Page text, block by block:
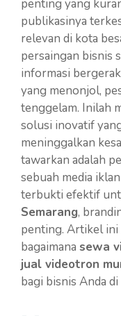
penting yang
publikasinya
relevan di kota
persaingan bisnis
informasi
yang menonjol,
tenggelam. Inilah
solusi inovatif
meninggalkan
tawarkan adalah
sebuah media
terbukti efektif
Semarang,
penting. Artikel ini
bagaimana sewa
jual videotron
bagi bisnis Anda